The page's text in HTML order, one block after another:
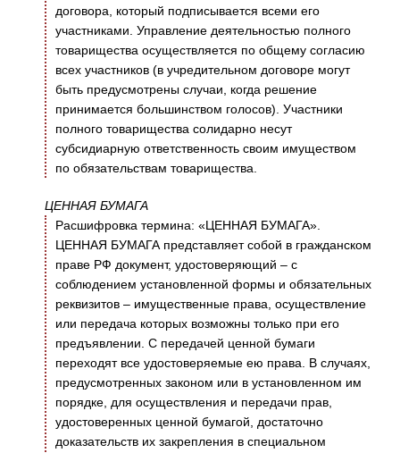
договора, который подписывается всеми его
участниками. Управление деятельностью полного
товарищества осуществляется по общему согласию
всех участников (в учредительном договоре могут
быть предусмотрены случаи, когда решение
принимается большинством голосов). Участники
полного товарищества солидарно несут
субсидиарную ответственность своим имуществом
по обязательствам товарищества.
ЦЕННАЯ БУМАГА
Расшифровка термина: «ЦЕННАЯ БУМАГА».
ЦЕННАЯ БУМАГА представляет собой в гражданском
праве РФ документ, удостоверяющий – с
соблюдением установленной формы и обязательных
реквизитов – имущественные права, осуществление
или передача которых возможны только при его
предъявлении. С передачей ценной бумаги
переходят все удостоверяемые ею права. В случаях,
предусмотренных законом или в установленном им
порядке, для осуществления и передачи прав,
удостоверенных ценной бумагой, достаточно
доказательств их закрепления в специальном